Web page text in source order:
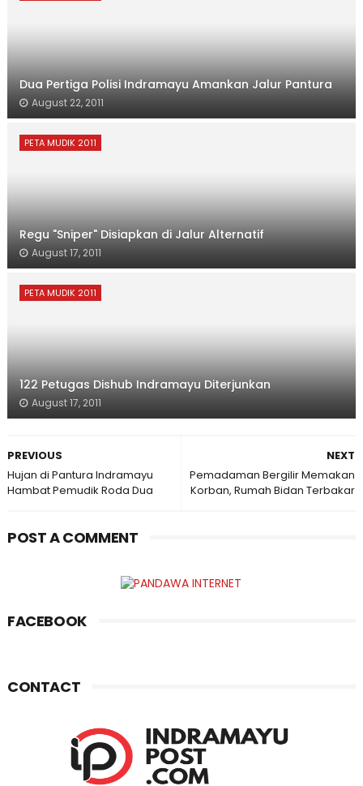
Dua Pertiga Polisi Indramayu Amankan Jalur Pantura
August 22, 2011
PETA MUDIK 2011
Regu "Sniper" Disiapkan di Jalur Alternatif
August 17, 2011
PETA MUDIK 2011
122 Petugas Dishub Indramayu Diterjunkan
August 17, 2011
NEXT
Pemadaman Bergilir Memakan
Korban, Rumah Bidan Terbakar
PREVIOUS
Hujan di Pantura Indramayu
Hambat Pemudik Roda Dua
POST A COMMENT
FACEBOOK
CONTACT